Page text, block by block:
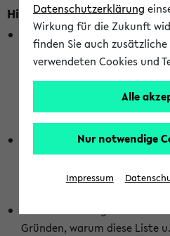
Hinweise zur Liste der
In dieser Liste werden nur
berücksichtigt, die gerade
Stunden stattfinden.
wurden. Die Anzeige ist
abhängig vom im eKVV
Die hier gezeigte Liste von
vollständig sein, wenn den
die Änderungen zeitnah
Gründen, warum diese Liste
Datenschutzerklärung
Wirkung für die Zukunft
finden Sie auch
verwendeten Cookies und
Alle
Nur notwendige
Impressum